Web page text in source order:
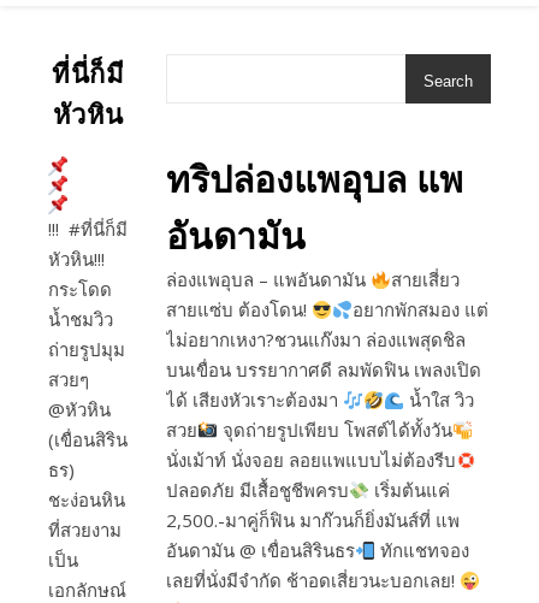
ที่นี่ก็มี
หัวหิน
!!! #ที่นี่ก็มี
หัวหิน!!!
กระโดด
น้ำชมวิว
ถ่ายรูปมุม
สวยๆ
@หัวหิน
(เขื่อนสิริน
ธร)​
ชะง่อนหิน
ที่สวยงาม
เป็น
เอกลักษณ์
Search
ทริปล่องแพอุบล แพ
อันดามัน
ล่องแพอุบล – แพอันดามัน
สายเสี่ยว
สายแซ่บ ต้องโดน!
อยากพักสมอง แต่
ไม่อยากเหงา?ชวนแก๊งมา ล่องแพสุดชิล
บนเขื่อน บรรยากาศดี ลมพัดฟิน เพลงเปิด
ได้ เสียงหัวเราะต้องมา
น้ำใส วิว
สวย
จุดถ่ายรูปเพียบ โพสต์ได้ทั้งวัน
นั่งเม้าท์ นั่งจอย ลอยแพแบบไม่ต้องรีบ
ปลอดภัย มีเสื้อชูชีพครบ
เริ่มต้นแค่
2,500.-มาคู่ก็ฟิน มาก๊วนก็ยิ่งมันส์ที่ แพ
อันดามัน @ เขื่อนสิรินธร
ทักแชทจอง
เลยที่นั่งมีจำกัด ช้าอดเสี่ยวนะบอกเลย!